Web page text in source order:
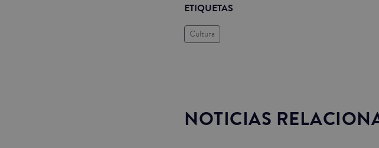
ETIQUETAS
Cultura
NOTICIAS